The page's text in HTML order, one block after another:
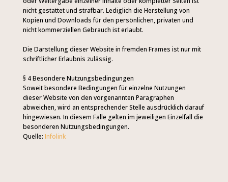
nicht gestattet und strafbar. Lediglich die Herstellung von
Kopien und Downloads für den persönlichen, privaten und
nicht kommerziellen Gebrauch ist erlaubt.
Die Darstellung dieser Website in fremden Frames ist nur mit
schriftlicher Erlaubnis zulässig.
§ 4 Besondere Nutzungsbedingungen
Soweit besondere Bedingungen für einzelne Nutzungen
dieser Website von den vorgenannten Paragraphen
abweichen, wird an entsprechender Stelle ausdrücklich darauf
hingewiesen. In diesem Falle gelten im jeweiligen Einzelfall die
besonderen Nutzungsbedingungen.
Quelle: Infolink